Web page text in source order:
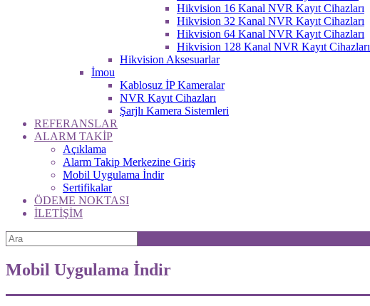
Hikvision 16 Kanal NVR Kayıt Cihazları
Hikvision 32 Kanal NVR Kayıt Cihazları
Hikvision 64 Kanal NVR Kayıt Cihazları
Hikvision 128 Kanal NVR Kayıt Cihazları
Hikvision Aksesuarlar
İmou
Kablosuz İP Kameralar
NVR Kayıt Cihazları
Şarjlı Kamera Sistemleri
REFERANSLAR
ALARM TAKİP
Açıklama
Alarm Takip Merkezine Giriş
Mobil Uygulama İndir
Sertifikalar
ÖDEME NOKTASI
İLETİŞİM
Mobil Uygulama İndir